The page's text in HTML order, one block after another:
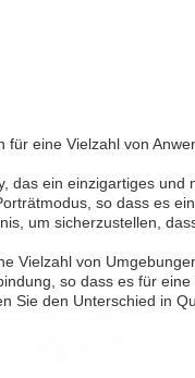
eine Vielzahl von
ein einzigartiges
so dass es
um sicherzustellen,
Vielzahl von
so dass es für
Sie den Unterschied in